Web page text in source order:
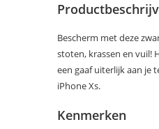
Bescherm met deze
stoten, krassen en vuil!
een gaaf uiterlijk aan je
iPhone Xs.
Kenmerken